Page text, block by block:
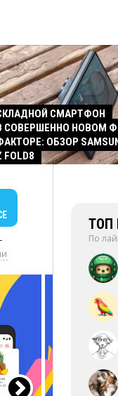
СМАРТФОН
СОВЕРШЕННО НОВОМ
ОБЗОР
FOLD8
ТОП
По